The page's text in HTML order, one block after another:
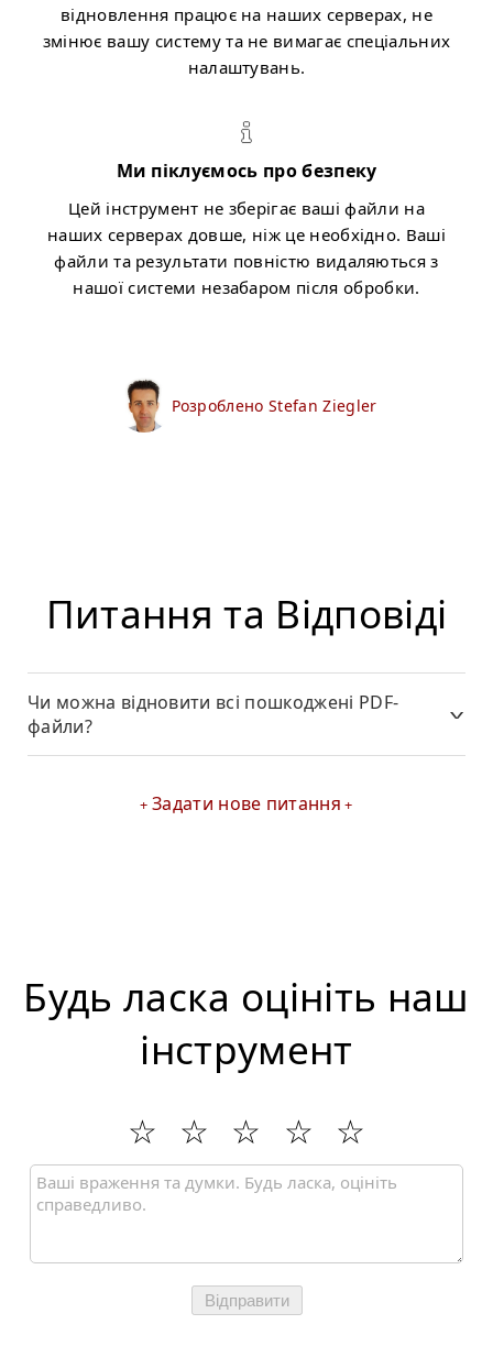
відновлення працює на наших серверах, не
змінює вашу систему та не вимагає спеціальних
налаштувань.
Ми піклуємось про безпеку
Цей інструмент не зберігає ваші файли на
наших серверах довше, ніж це необхідно. Ваші
файли та результати повністю видаляються з
нашої системи незабаром після обробки.
Розроблено Stefan Ziegler
Питання та Відповіді
Чи можна відновити всі пошкоджені PDF-
файли?
Задати нове питання
Будь ласка оцініть наш
інструмент
Відправити